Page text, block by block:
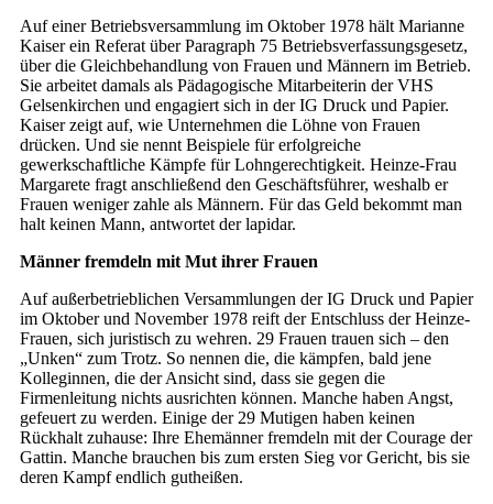
Auf einer Betriebsversammlung im Oktober 1978 hält Marianne
Kaiser ein Referat über Paragraph 75 Betriebsverfassungsgesetz,
über die Gleichbehandlung von Frauen und Männern im Betrieb.
Sie arbeitet damals als Pädagogische Mitarbeiterin der VHS
Gelsenkirchen und engagiert sich in der IG Druck und Papier.
Kaiser zeigt auf, wie Unternehmen die Löhne von Frauen
drücken. Und sie nennt Beispiele für erfolgreiche
gewerkschaftliche Kämpfe für Lohngerechtigkeit. Heinze-Frau
Margarete fragt anschließend den Geschäftsführer, weshalb er
Frauen weniger zahle als Männern. Für das Geld bekommt man
halt keinen Mann, antwortet der lapidar.
Männer fremdeln mit Mut ihrer Frauen
Auf außerbetrieblichen Versammlungen der IG Druck und Papier
im Oktober und November 1978 reift der Entschluss der Heinze-
Frauen, sich juristisch zu wehren. 29 Frauen trauen sich – den
„Unken“ zum Trotz. So nennen die, die kämpfen, bald jene
Kolleginnen, die der Ansicht sind, dass sie gegen die
Firmenleitung nichts ausrichten können. Manche haben Angst,
gefeuert zu werden. Einige der 29 Mutigen haben keinen
Rückhalt zuhause: Ihre Ehemänner fremdeln mit der Courage der
Gattin. Manche brauchen bis zum ersten Sieg vor Gericht, bis sie
deren Kampf endlich gutheißen.